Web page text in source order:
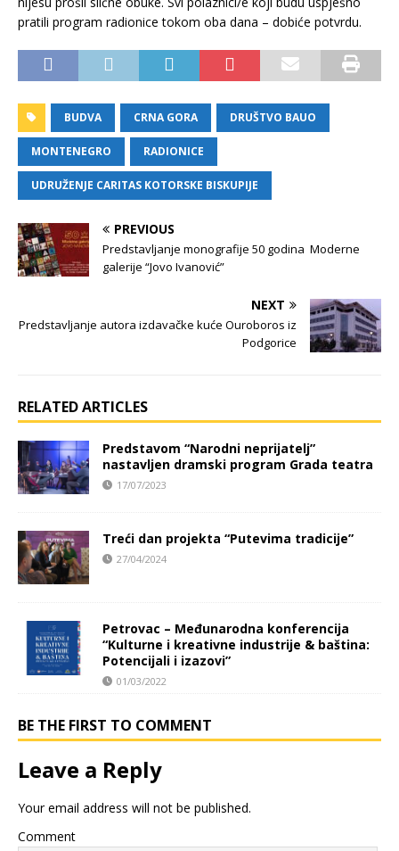
pratili program radionice tokom oba dana – dobiće potvrdu.
BUDVA CRNA GORA DRUŠTVO BAUO
MONTENEGRO RADIONICE
UDRUŽENJE CARITAS KOTORSKE BISKUPIJE
PREVIOUS
Predstavljanje monografije 50 godina Moderne
galerije “Jovo Ivanović”
NEXT
Predstavljanje autora izdavačke kuće Ouroboros iz
Podgorice
RELATED ARTICLES
Predstavom “Narodni neprijatelj”
nastavljen dramski program Grada teatra
17/07/2023
Treći dan projekta “Putevima tradicije”
27/04/2024
Petrovac – Međunarodna konferencija
“Kulturne i kreativne industrije & baština:
Potencijali i izazovi”
01/03/2022
BE THE FIRST TO COMMENT
Leave a Reply
Your email address will not be published.
Comment